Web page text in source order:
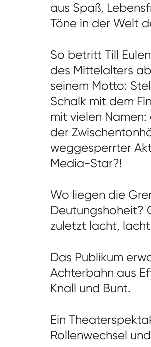
aus Spaß,
Töne in der Welt
So betritt Till
des Mittelalters
seinem Motto:
Schalk mit dem
mit vielen
der
weggesperrter
Media-Star?!
Wo liegen die
Deutungshoheit?
zuletzt lacht,
Das Publikum
Achterbahn aus
Knall und Bunt.
Ein
Rollenwechsel